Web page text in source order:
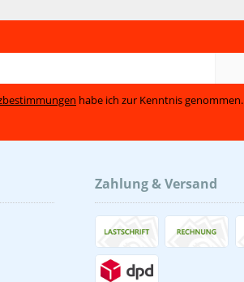
habe ich zur Kenntnis genommen.
Zahlung & Versand